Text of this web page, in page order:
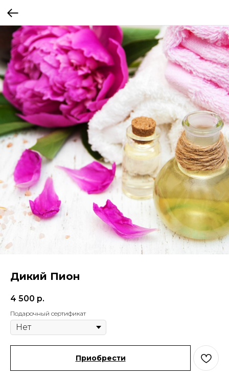
Дикий Пион
4 500 р.
Подарочный сертификат
Приобрести